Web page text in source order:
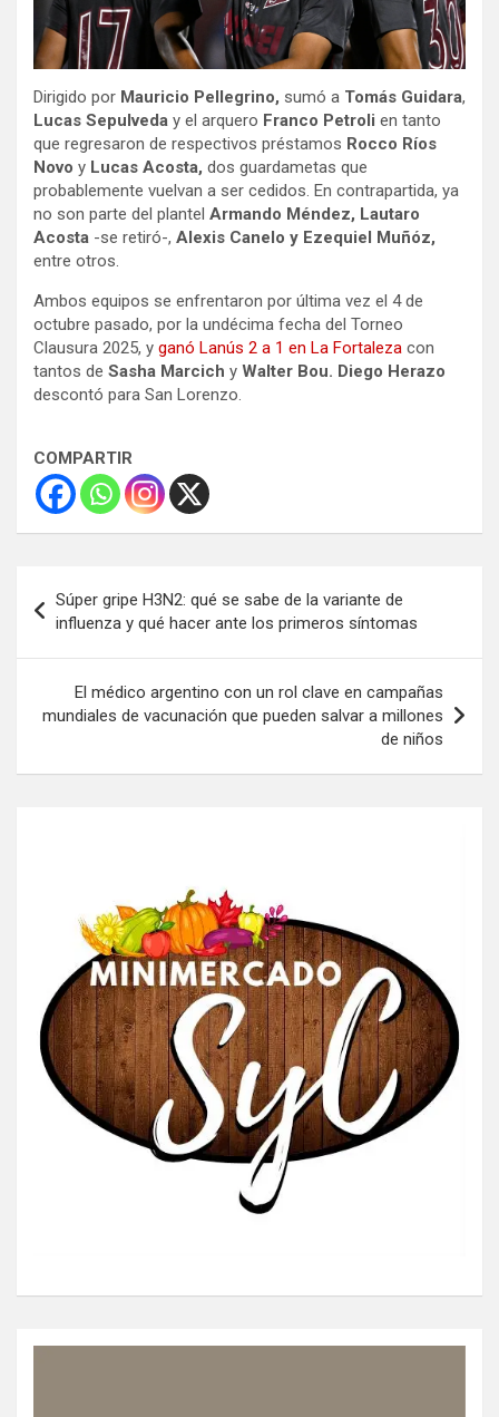
Dirigido por Mauricio Pellegrino, sumó a Tomás Guidara,
Lucas Sepulveda y el arquero Franco Petroli en tanto
que regresaron de respectivos préstamos Rocco Ríos
Novo y Lucas Acosta, dos guardametas que
probablemente vuelvan a ser cedidos. En contrapartida, ya
no son parte del plantel Armando Méndez, Lautaro
Acosta -se retiró-, Alexis Canelo y Ezequiel Muñóz,
entre otros.
Ambos equipos se enfrentaron por última vez el 4 de
octubre pasado, por la undécima fecha del Torneo
Clausura 2025, y ganó Lanús 2 a 1 en La Fortaleza con
tantos de Sasha Marcich y Walter Bou. Diego Herazo
descontó para San Lorenzo.
COMPARTIR
de
entradas
Súper gripe H3N2: qué se sabe de la variante de
influenza y qué hacer ante los primeros síntomas
El médico argentino con un rol clave en campañas
mundiales de vacunación que pueden salvar a millones
de niños